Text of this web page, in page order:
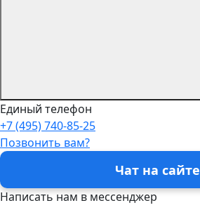
Единый телефон
+7 (495) 740-85-25
Позвонить вам?
Чат на сайте
Написать нам в мессенджер